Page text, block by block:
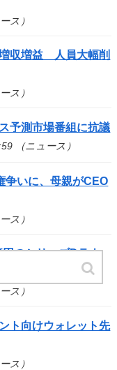
ス）
収増益 人員大幅削
ス）
予測市場番組に抗議
（ニュース）
争いに、母親がCEO
ス）
のシリーズDラウ
どが出資
ス）
ト向けウォレット先
ス）